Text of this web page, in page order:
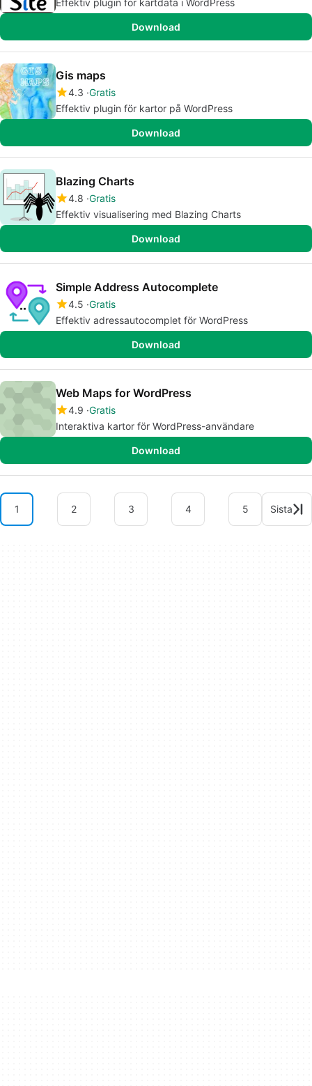
Effektiv plugin för kartdata i WordPress
Download
Gis maps
4.3 Gratis
Effektiv plugin för kartor på WordPress
Download
Blazing Charts
4.8 Gratis
Effektiv visualisering med Blazing Charts
Download
Simple Address Autocomplete
4.5 Gratis
Effektiv adressautocomplet för WordPress
Download
Web Maps for WordPress
4.9 Gratis
Interaktiva kartor för WordPress-användare
Download
1 2 3 4 5 Sista